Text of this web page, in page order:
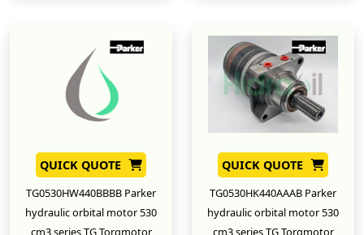
QUICK QUOTE
TG0530HW440BBBB Parker
hydraulic orbital motor 530
cm3 series TG Torqmotor
QUICK QUOTE
TG0530HK440AAAB Parker
hydraulic orbital motor 530
cm3 series TG Torqmotor